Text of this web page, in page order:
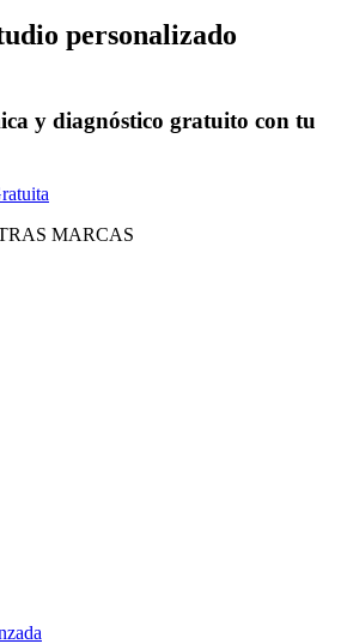
personalizado
y diagnóstico gratuito con tu
MARCAS